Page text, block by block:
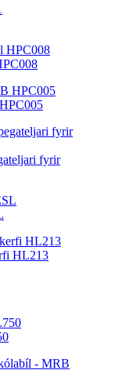
fyrir
HL213